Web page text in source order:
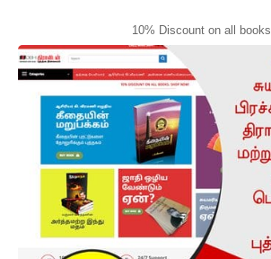
10% Discount on all books